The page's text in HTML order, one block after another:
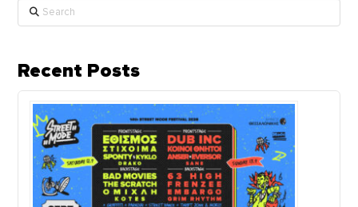
Search
Recent Posts